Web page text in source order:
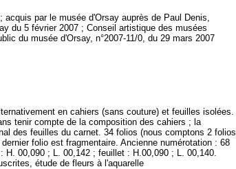
par le musée d'Orsay auprès de Paul Denis,
du 5 février 2007 ; Conseil artistique des musées
du musée d'Orsay, n°2007-11/0, du 29 mars 2007
en cahiers (sans couture) et feuilles isolées.
tenir compte de la composition des cahiers ; la
des feuilles du carnet. 34 folios (nous comptons 2 folios
folio est fragmentaire. Ancienne numérotation : 68
H. 00,090 ; L. 00,142 ; feuillet : H.00,090 ; L. 00,140.
étude de fleurs à l'aquarelle